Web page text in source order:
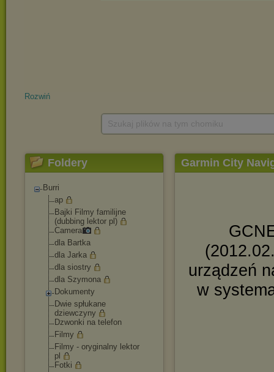
Rozwiń
Foldery
Burri
ap
Bajki Filmy familijne
(dubbing lektor pl)
Camera
dla Bartka
dla Jarka
dla siostry
dla Szymona
Dokumenty
Dwie spłukane
dziewczyny
Dzwonki na telefon
Filmy
Filmy - oryginalny lektor
pl
Fotki
Garmin City
urządzeń
w